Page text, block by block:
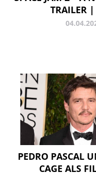
TRAILER
PEDRO PASCAL
CAGE ALS